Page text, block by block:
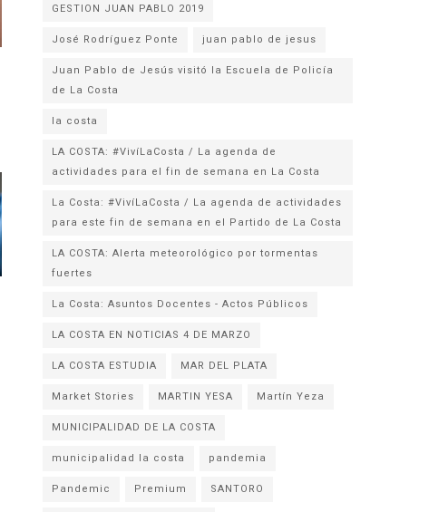
GESTION JUAN PABLO 2019
José Rodríguez Ponte
juan pablo de jesus
Juan Pablo de Jesús visitó la Escuela de Policía
la costa
LA COSTA: #VivíLaCosta / La agenda de
actividades para el fin de semana en La Costa
La Costa: #VivíLaCosta / La agenda de actividades
para este fin de semana en el Partido de La Costa
LA COSTA: Alerta meteorológico por tormentas
fuertes
La Costa: Asuntos Docentes - Actos Públicos
LA COSTA EN NOTICIAS 4 DE MARZO
LA COSTA ESTUDIA
MAR DEL PLATA
Market Stories
MARTIN YESA
Martín Yeza
MUNICIPALIDAD DE LA COSTA
municipalidad la costa
pandemia
Pandemic
Premium
SANTORO